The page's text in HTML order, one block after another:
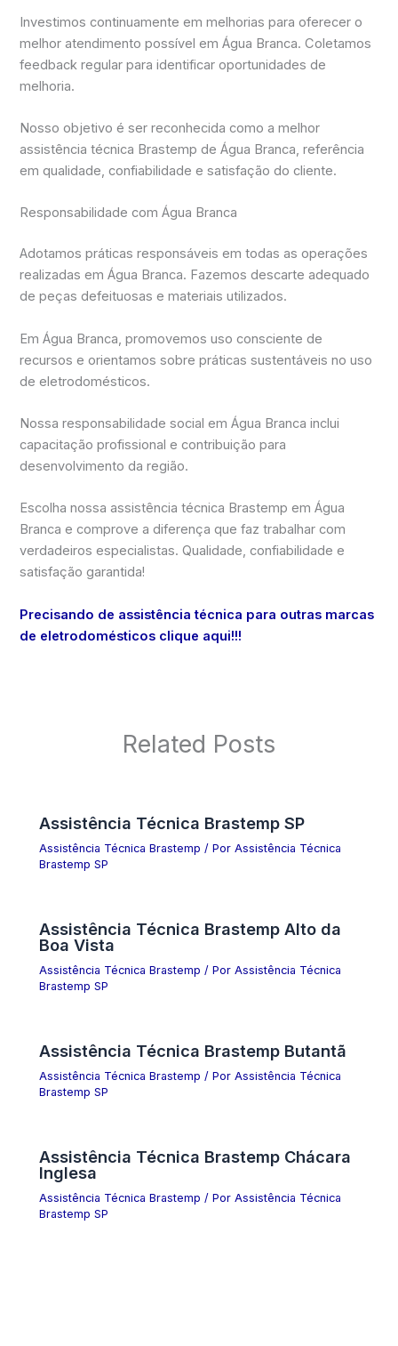
Investimos continuamente em melhorias para oferecer o
melhor atendimento possível em Água Branca. Coletamos
feedback regular para identificar oportunidades de
melhoria.
Nosso objetivo é ser reconhecida como a melhor
assistência técnica Brastemp de Água Branca, referência
em qualidade, confiabilidade e satisfação do cliente.
Responsabilidade com Água Branca
Adotamos práticas responsáveis em todas as operações
realizadas em Água Branca. Fazemos descarte adequado
de peças defeituosas e materiais utilizados.
Em Água Branca, promovemos uso consciente de
recursos e orientamos sobre práticas sustentáveis no uso
de eletrodomésticos.
Nossa responsabilidade social em Água Branca inclui
capacitação profissional e contribuição para
desenvolvimento da região.
Escolha nossa assistência técnica Brastemp em Água
Branca e comprove a diferença que faz trabalhar com
verdadeiros especialistas. Qualidade, confiabilidade e
satisfação garantida!
Precisando de assistência técnica para outras marcas
de eletrodomésticos clique aqui!!!
Related Posts
Assistência Técnica Brastemp SP
Assistência Técnica Brastemp / PorAssistência Técnica
Brastemp SP
Assistência Técnica Brastemp Alto da
Boa Vista
Assistência Técnica Brastemp / PorAssistência Técnica
Brastemp SP
Assistência Técnica Brastemp Butantã
Assistência Técnica Brastemp / PorAssistência Técnica
Brastemp SP
Assistência Técnica Brastemp Chácara
Inglesa
Assistência Técnica Brastemp / PorAssistência Técnica
Brastemp SP